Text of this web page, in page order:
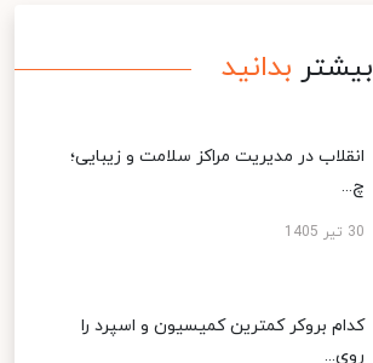
بیشتر بدانید
انقلاب در مدیریت مراکز سلامت و زیبایی؛
چ...
30 تیر 1405
کدام بروکر کمترین کمیسیون و اسپرد را
روی...